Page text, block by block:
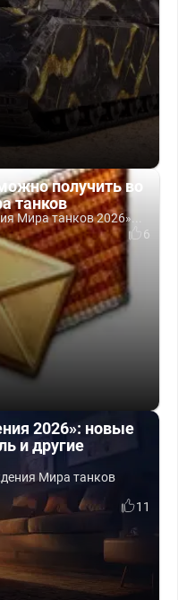
получить во
танков
Мира танков 2026»...
6
2026»: новые
и другие
Мира танков
11